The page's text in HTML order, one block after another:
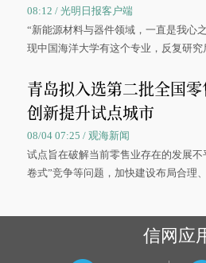
08:12 / 光明日报客户端
“新能源材料与器件领域，一直是我心
现中国海洋大学有这个专业，反复研究
大学材料科学与工程学院材料类专业
青岛拟入选第二批全国
创新提升试点城市
08/04 07:25 / 观海新闻
试点旨在破解当前零售业存在的发展
卷式”竞争等问题，加快建设布局合理
信网应